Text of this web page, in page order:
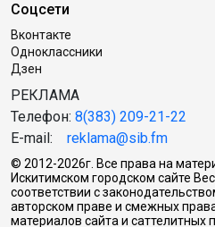
Соцсети
Вконтакте
Одноклассники
Дзен
РЕКЛАМА
Телефон: 8(383) 209-21-22
E-mail: reklama@sib.fm
© 2012-2026г. Все права на
Искитимском городском сайте
соответствии с
авторском праве и смежных
материалов сайта и саттелитных